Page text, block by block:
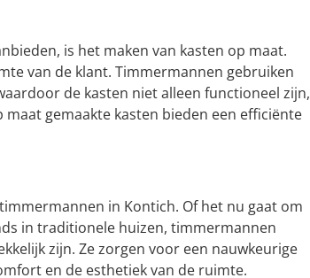
is het maken van kasten op maat.
van de klant. Timmermannen gebruiken
de kasten niet alleen functioneel zijn,
gemaakte kasten bieden een efficiënte
in Kontich. Of het nu gaat om
in traditionele huizen, timmermannen
zijn. Ze zorgen voor een nauwkeurige
en de esthetiek van de ruimte.